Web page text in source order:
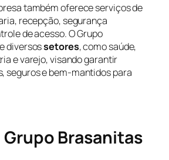
também oferece serviços de
recepção, segurança
de acesso. O Grupo
diversossetores, como saúde,
e varejo, visando garantir
seguros e bem-mantidos para
Grupo Brasanitas